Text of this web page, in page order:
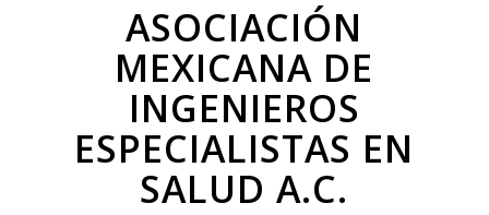
ASOCIACIÓN
MEXICANA DE
INGENIEROS
ESPECIALISTAS EN
SALUD A.C.